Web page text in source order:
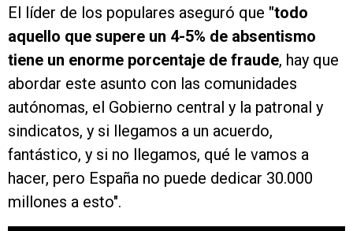
El líder de los populares aseguró que "todo
aquello que supere un 4-5% de absentismo
tiene un enorme porcentaje de fraude, hay que
abordar este asunto con las comunidades
autónomas, el Gobierno central y la patronal y
sindicatos, y si llegamos a un acuerdo,
fantástico, y si no llegamos, qué le vamos a
hacer, pero España no puede dedicar 30.000
millones a esto".